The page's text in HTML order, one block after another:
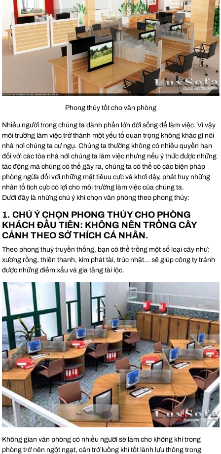
Phong thủy tốt cho văn phòng
Nhiều người trong chúng ta dành phần lớn đời sống để làm việc. Vì vậy
môi trường làm việc trở thành một yếu tố quan trọng không khác gì nôi
nhà nơi chúng ta cư ngụ. Chúng ta thường không có nhiều quyền hạn
đối với các tòa nhà nới chúng ta làm việc nhưng nếu ý thức được những
tác động má chúng có thể gây ra, chúng ta có thể có các biện pháp
phòng ngừa đối với những mặt tiêuu cực và khơi dậy, phát huy những
nhân tố tích cực có lợi cho môi trường làm việc của chúng ta.
Dưới đây là những chú ý khi chọn văn phòng theo phong thủy:
1. CHÚ Ý CHỌN PHONG THỦY CHO PHÒNG
KHÁCH ĐẦU TIÊN: KHÔNG NÊN TRỒNG CÂY
CẢNH THEO SỞ THÍCH CÁ NHÂN.
Theo phong thuỷ truyền thống, bạn có thể trồng một số loại cây như:
xương rồng, thiên thanh, kim phát tài, trúc nhật… sẽ giúp công ty tránh
được những điềm xấu và gia tăng tài lộc.
Không gian văn phòng có nhiều người sẽ làm cho không khí trong
phòng trở nên ngột ngạt, cản trở luồng khí tốt lành lưu thông trong